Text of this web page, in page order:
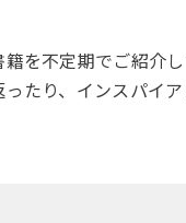
を不定期でご紹介し
たり、インスパイ